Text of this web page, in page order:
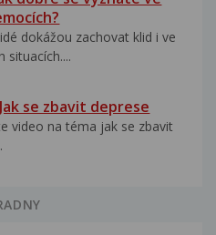
dokážou zachovat klid i ve
situacích....
Jak se zbavit deprese
video na téma jak se zbavit